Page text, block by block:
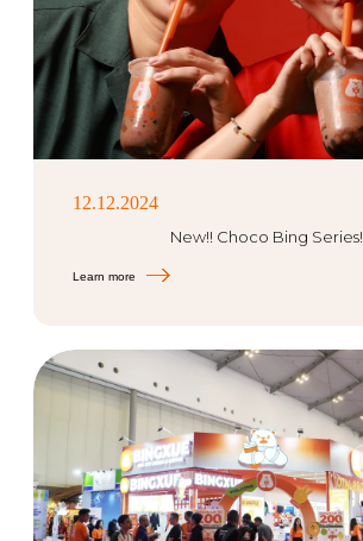
12.12.2024
New!! Choco Bing Series!
Learn more